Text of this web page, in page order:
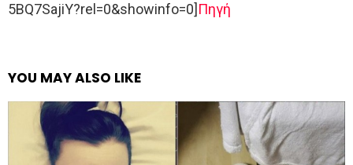
5BQ7SajiY?rel=0&showinfo=0] Πηγή
YOU MAY ALSO LIKE